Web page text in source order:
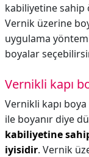
kabiliyetine sahip
Vernik üzerine
uygulama
boyalar
Vernikli kapı
Vernikli kapı boya
ile boyanır diye
kabiliyetine
iyisidir. Vernik